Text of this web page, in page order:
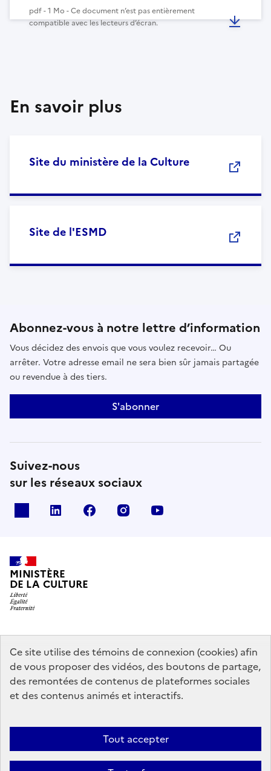
Ce site utilise des témoins de connexion (cookies) afin
de vous proposer des vidéos, des boutons de partage,
des remontées de contenus de plateformes sociales
et des contenus animés et interactifs.
Tout accepter
pdf - 1 Mo - Ce document n’est pas entièrement
compatible avec les lecteurs d’écran.
En savoir plus
Site du ministère de la Culture
Site de l'ESMD
Abonnez-vous à notre lettre d’information
Vous décidez des envois que vous voulez recevoir… Ou
arrêter. Votre adresse email ne sera bien sûr jamais partagée
ou revendue à des tiers.
S'abonner
Suivez-nous
sur les réseaux sociaux
linkedin facebook instagram
MINISTÈRE
DE LA CULTURE
data.gouv.fr legifrance.gouv.fr
info.gouv.fr
service-public.gouv.fr
Mentions légales Accessibilité : partiellement conforme
Politique
d’utilisation des témoins de connexion (cookies)